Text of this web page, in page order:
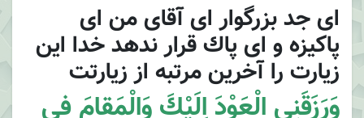
اى جد بزرگوار اى آقاى من اى
پاكيزه و اى پاك قرار ندهد خدا اين
زيارت را آخرين مرتبه از زيارتت
وَرَزَقَنِى الْعَوْدَ اِلَيْكَ وَالْمَقامَ فى